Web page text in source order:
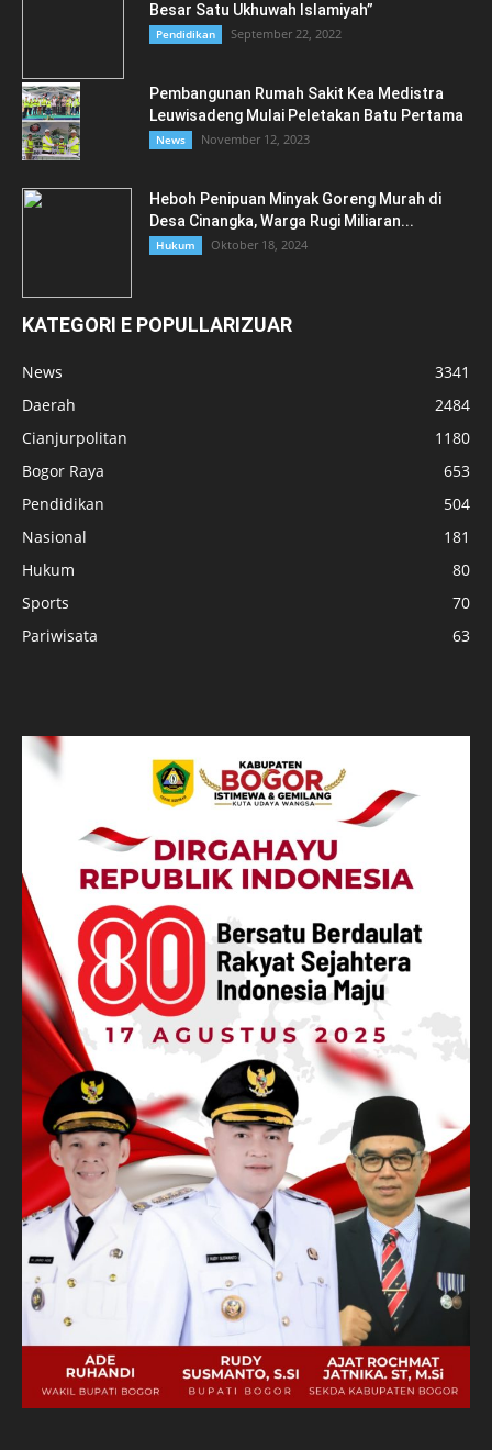
Besar Satu Ukhuwah Islamiyah”
Pendidikan September 22, 2022
Pembangunan Rumah Sakit Kea Medistra
Leuwisadeng Mulai Peletakan Batu Pertama
News November 12, 2023
Heboh Penipuan Minyak Goreng Murah di
Desa Cinangka, Warga Rugi Miliaran...
Hukum Oktober 18, 2024
KATEGORI E POPULLARIZUAR
News
3341
Daerah
2484
Cianjurpolitan
1180
Bogor Raya
653
Pendidikan
504
Nasional
181
Hukum
80
Sports
70
Pariwisata
63